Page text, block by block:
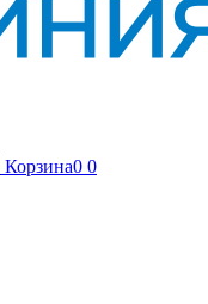
Корзина0 0